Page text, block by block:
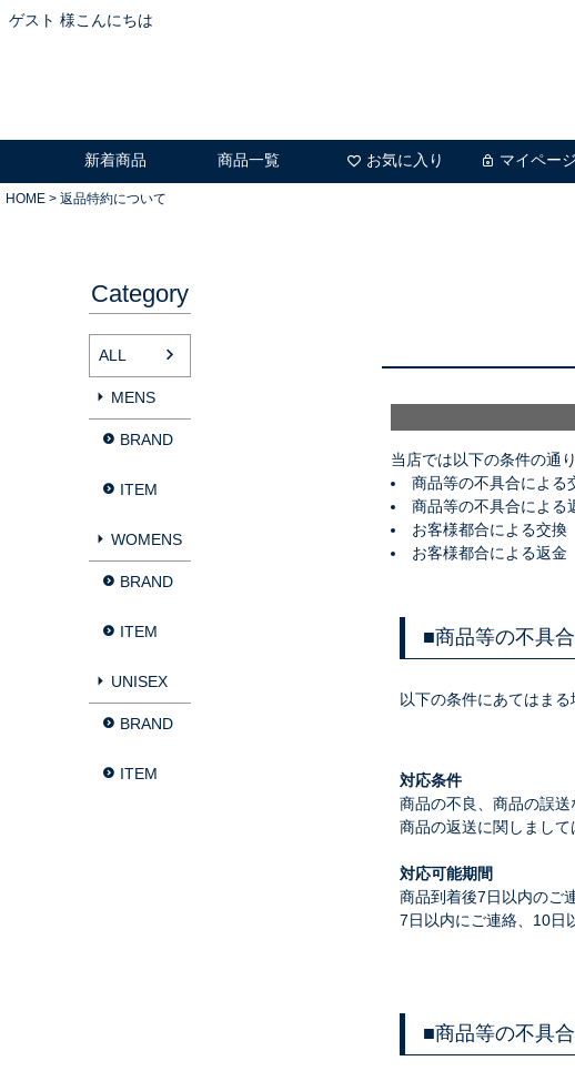
ゲスト 様こんにちは
新着商品 商品一覧 お気に入り マイページ
HOME 返品特約について
Category
ALL
MENS
BRAND
ITEM
WOMENS
BRAND
ITEM
UNISEX
BRAND
ITEM
当店では以下の条件の通
商品等の不具合による
商品等の不具合による
お客様都合による交換
お客様都合による返金
■商品等の不具
以下の条件にあてはまる
対応条件
商品の不良、商品の誤送
商品の返送に関しまし
対応可能期間
商品到着後7日以内のご
7日以内にご連絡、10日
■商品等の不具